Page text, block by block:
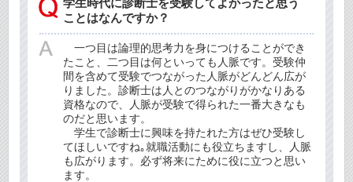
ことはなんですか？
一つ目は論理的思考力を身につけることができ
たこと、二つ目は何といっても人脈です。受験仲
間を含めて受験でつながった人脈がどんどん広が
りました。診断士は人とのつながりがかなりある
資格なので、人脈が受験で得られた一番大きなも
のだと思います。
学生で診断士に興味を持たれた方はぜひ受験し
てほしいですね｡就職活動にも役立ちますし、人脈
も広がります。必ず将来にために役に立つと思い
ます。